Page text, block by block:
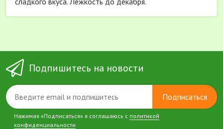
Подпишитесь на новости
Подписаться
Нажимая «Подписаться» я соглашаюсь с политикой
конфиденциальности